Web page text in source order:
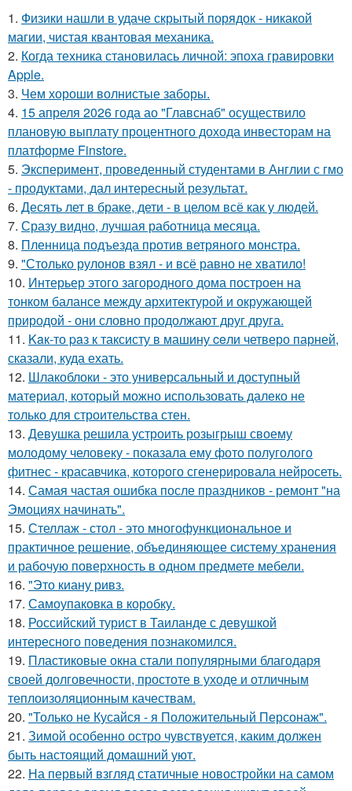
1. Физики нашли в удаче скрытый порядок - никакой
магии, чистая квантовая механика.
2. Когда техника становилась личной: эпоха гравировки
Apple.
3. Чем хороши волнистые заборы.
4. 15 апреля 2026 года ао "Главснаб" осуществило
плановую выплату процентного дохода инвесторам на
платформе Finstore.
5. Эксперимент, проведенный студентами в Англии с гмо
- продуктами, дал интересный результат.
6. Десять лет в браке, дети - в целом всё как у людей.
7. Сразу видно, лучшая работница месяца.
8. Пленница подъезда против ветряного монстра.
9. "Столько рулонов взял - и всё равно не хватило!
10. Интерьер этого загородного дома построен на
тонком балансе между архитектурой и окружающей
природой - они словно продолжают друг друга.
11. Kaк-то paз к таксисту в машину ceли четверо парней,
сказали, куда ехать.
12. Шлакоблоки - это универсальный и доступный
материал, который можно использовать далеко не
только для строительства стен.
13. Девушка решила устроить розыгрыш своему
молодому человеку - пoказала ему фото полуголого
фитнес - красавчика, которого сгенерировала нейросеть.
14. Самая частая ошибка после праздников - ремонт "на
Эмоциях начинать".
15. Стеллаж - стол - это многофункциональное и
практичное решение, объединяющее систему хранения
и рабочую поверхность в одном предмете мебели.
16. "Это киану ривз.
17. Самоупаковка в коробку.
18. Российский турист в Таиланде с девушкой
интересного поведения познакомился.
19. Пластиковые окна стали популярными благодаря
своей долговечности, простоте в уходе и отличным
теплоизоляционным качествам.
20. "Только не Кусайся - я Положительный Персонаж".
21. Зимой особенно остро чувствуется, каким должен
быть настоящий домашний уют.
22. На первый взгляд статичные новостройки на самом